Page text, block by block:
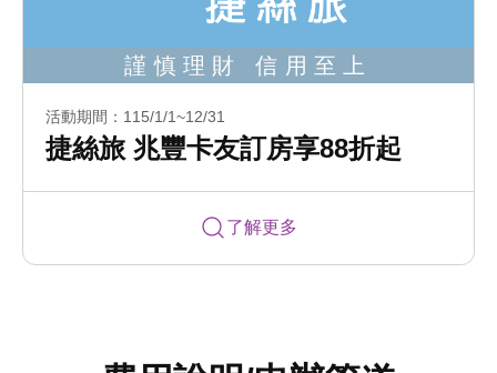
活動期間：115/1/1~12/31
捷絲旅 兆豐卡友訂房享88折起
了解更多